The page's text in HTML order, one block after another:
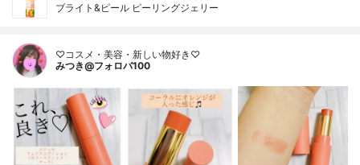
ブライト&ピール ピーリングジェリー
♡コスメ・美容・新しい物好き♡
みつき@フォロバ100